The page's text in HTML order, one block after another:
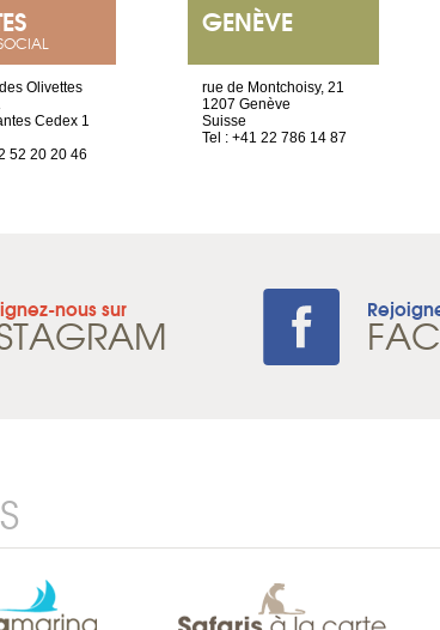
Olivettes
Cedex 1
52 20 20 46
GENÈVE
rue de Montchoisy, 21
1207 Genève
Suisse
Tel : +41 22 786 14 87
nous sur